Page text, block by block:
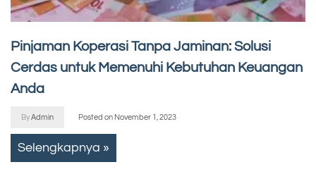
Pinjaman Koperasi Tanpa Jaminan: Solusi
Cerdas untuk Memenuhi Kebutuhan Keuangan
Anda
ByAdmin Posted on November 1, 2023
Selengkapnya »